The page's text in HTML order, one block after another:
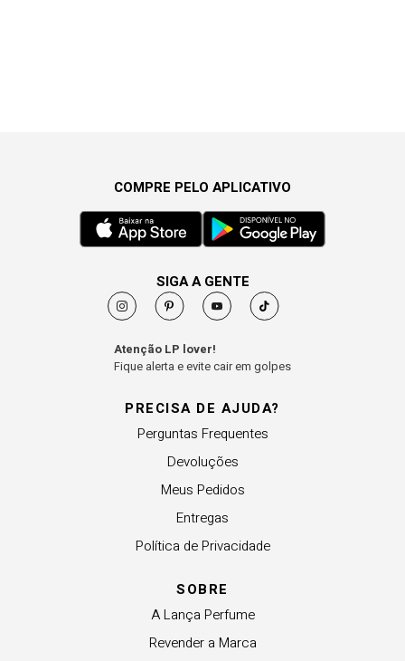
PRECISA DE AJUDA?
Perguntas Frequentes
Devoluções
Meus Pedidos
Entregas
Política de Privacidade
SOBRE
A Lança Perfume
Revender a Marca
COMPRE PELO APLICATIVO
SIGA A GENTE
Atenção LP lover!
Fique alerta e evite cair em golpes